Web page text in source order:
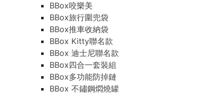
BBox咬樂美
BBox旅行圍兜袋
BBox推車收納袋
BBox Kitty聯名款
BBox 迪士尼聯名款
BBox四合一套裝組
BBox多功能防掉鏈
BBox 不鏽鋼燜燒罐